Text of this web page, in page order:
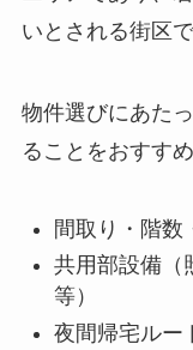
いとされる街区で
物件選びにあた
ることをおすす
間取り・階数
共用部設備（
等）
夜間帰宅ルー